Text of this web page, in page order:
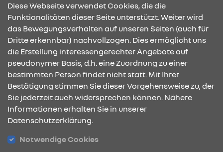
KONTAKT & ANFAHRT
ÖFFNUNGSZEITEN
Diese Webseite verwendet Cookies, die die
Funktionalitäten dieser Seite unterstützt. Weiter wird
das Bewegungsverhalten auf unseren Seiten (auch für
Dritte erkennbar) nachvollzogen. Dies ermöglicht uns
die Erstellung interessengerechter Angebote auf
pseudonymer Basis, d.h. eine Zuordnung zu einer
bestimmten Person findet nicht statt. Mit Ihrer
Bestätigung stimmen Sie dieser Vorgehensweise zu, der
Sie jederzeit auch widersprechen können. Nähere
Informationen erhalten Sie in unserer
Datenschutzerklärung.
Notwendige Cookies